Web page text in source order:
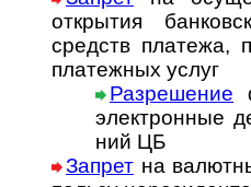
открытия
средств пла­тежа,
плате­жных услуг
Разрешение
элект­рон­ные
ний ЦБ
Запрет на